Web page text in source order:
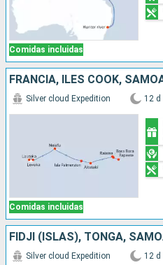
Comidas incluidas
Comidas incluidas
Silver cloud Expedition 12 d
Silver cloud Expedition 12 d